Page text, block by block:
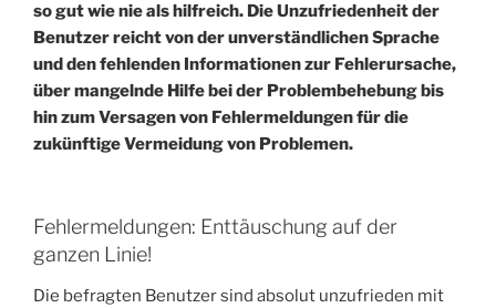
so gut wie nie als hilfreich. Die Unzufriedenheit der
Benutzer reicht von der unverständlichen Sprache
und den fehlenden Informationen zur Fehlerursache,
über mangelnde Hilfe bei der Problembehebung bis
hin zum Versagen von Fehlermeldungen für die
zukünftige Vermeidung von Problemen.
Fehlermeldungen: Enttäuschung auf der
ganzen Linie!
Die befragten Benutzer sind absolut unzufrieden mit